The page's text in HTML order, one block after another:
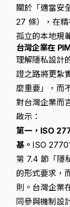
關於「適當安
27 條），在
孤立的本地規
台灣企業在
理解隱私設計
證之路將更紮
麼重要」，而
對台灣企業而
啟示：
第一，ISO
基。 ISO
第 7.4 節「隱
的形式要求，
則。台灣企業
同參與機制設